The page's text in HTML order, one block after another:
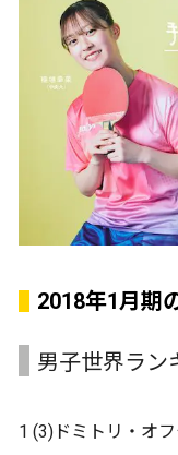
2018年1月期
男子世界ラン
1 (3)ドミトリ・オ